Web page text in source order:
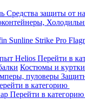
Средства защиты от
Sunline Strike Pro
Helios Перейти в
Костюмы и куртки
пуловеры
в категорию
Перейти в категорию